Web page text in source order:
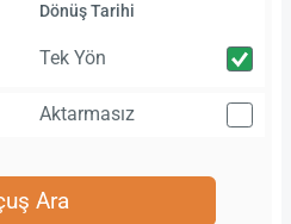
Dönüş Tarihi
Tek Yön
Aktarmasız
Ara